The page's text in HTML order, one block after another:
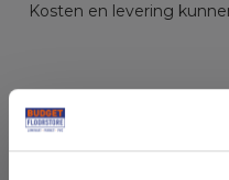
Kosten en levering